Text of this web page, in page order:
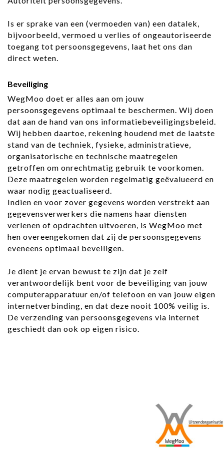
Is er sprake van een (vermoeden van) een datalek,
bijvoorbeeld, vermoed u verlies of ongeautoriseerde
toegang tot persoonsgegevens, laat het ons dan
direct weten.
Beveiliging
WegMoo doet er alles aan om jouw
persoonsgegevens optimaal te beschermen. Wij doen
dat aan de hand van ons informatiebeveiligingsbeleid.
Wij hebben daartoe, rekening houdend met de laatste
stand van de techniek, fysieke, administratieve,
organisatorische en technische maatregelen
getroffen om onrechtmatig gebruik te voorkomen.
Deze maatregelen worden regelmatig geëvalueerd en
waar nodig geactualiseerd.
Indien en voor zover gegevens worden verstrekt aan
gegevensverwerkers die namens haar diensten
verlenen of opdrachten uitvoeren, is WegMoo met
hen overeengekomen dat zij de persoonsgegevens
eveneens optimaal beveiligen.
Je dient je ervan bewust te zijn dat je zelf
verantwoordelijk bent voor de beveiliging van jouw
computerapparatuur en/of telefoon en van jouw eigen
internetverbinding, en dat deze nooit 100% veilig is.
De verzending van persoonsgegevens via internet
geschiedt dan ook op eigen risico.